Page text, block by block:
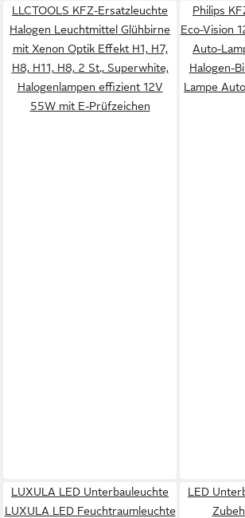
LLCTOOLS KFZ-Ersatzleuchte
Halogen Leuchtmittel Glühbirne
mit Xenon Optik Effekt H1, H7,
H8, H11, H8, 2 St., Superwhite,
Halogenlampen effizient 12V
55W mit E-Prüfzeichen
Philips
Eco-Vision
Auto-
Halogen-
Lampe
LUXULA LED Unterbauleuchte
LUXULA LED Feuchtraumleuchte
LED